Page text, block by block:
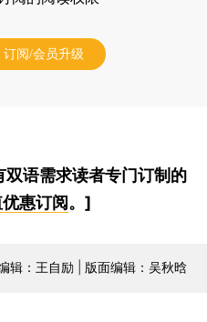
订阅/会员升级
语需求读者专门订制的
惠订阅 。]
辑：王自励 | 版面编辑：吴秋晗